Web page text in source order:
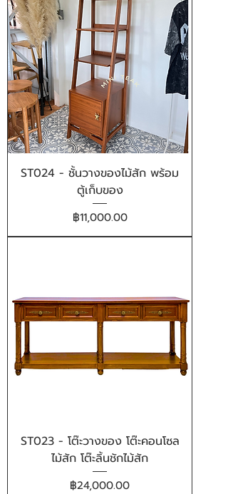
ST024 - ชั้นวางของไม้สัก พร้อม
ตู้เก็บของ
ราคา
฿11,000.00
ST023 - โต๊ะวางของ โต๊ะคอนโซล
ไม้สัก โต๊ะลิ้นชักไม้สัก
ราคา
฿24,000.00